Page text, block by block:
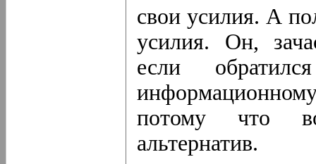
свои усилия. А
усилия. Он,
если
потому что
альтернатив.